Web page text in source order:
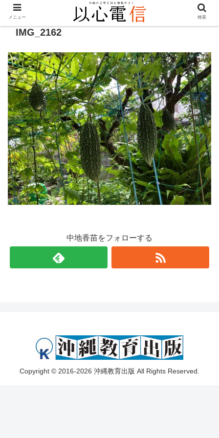
IMG_2162
中地香苗をフォローする
Copyright © 2016-2026 沖縄教育出版 All Rights Reserved.
メニュー 検索